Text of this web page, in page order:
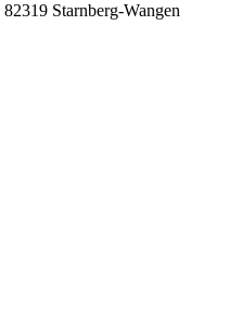
82319 Starnberg-Wangen